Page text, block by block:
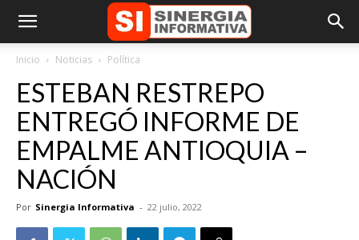
Inicio Noticias Política
ESTEBAN RESTREPO
ENTREGÓ INFORME DE
EMPALME ANTIOQUIA –
NACIÓN
Por Sinergia Informativa - 22 julio, 2022